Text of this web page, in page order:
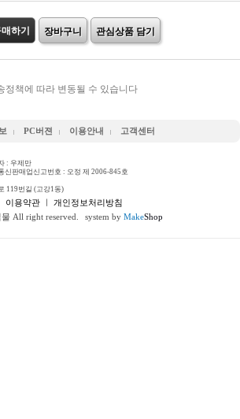
하기 장바구니 관심상품 담기
정책에 따라 변동될 수 있습니다
PC버젼 이용안내 고객센터
: 우제만
신판매업신고번호 : 오정 제 2006-845호
119번길 (고강1동)
이용약관ㅣ 개인정보처리방침
All right reserved.
system by MakeShop